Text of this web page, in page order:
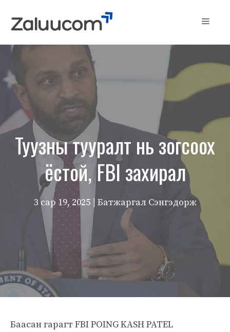
Menu
Туузны тууралт нь зогсоох
ёстой, FBI захирал
3 сар 19, 2025 | Батжаргал Сэнгэдорж
Баасан гарагт FBI POING KASH PATEL